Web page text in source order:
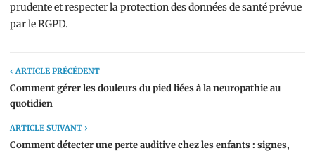
prudente et respecter la protection des données de santé prévue
par le RGPD.
‹ ARTICLE PRÉCÉDENT
Comment gérer les douleurs du pied liées à la neuropathie au
quotidien
ARTICLE SUIVANT ›
Comment détecter une perte auditive chez les enfants : signes,